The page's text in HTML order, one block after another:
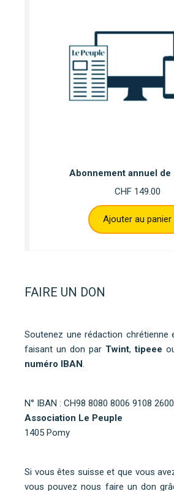
Abonnement annuel de
CHF149.00
Ajouter au panier
FAIRE UN DON
Soutenez une rédaction chrétienne
faisant un don par Twint,tipeee
numéro IBAN
N° IBAN : CH98 8080 8006 9108
Association Le Peuple
1405 Pomy
Si vous êtes suisse et que vous
vous pouvez nous faire un don